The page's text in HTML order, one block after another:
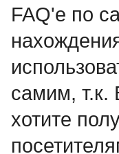
FAQ'e по
самим, т.к.
хотите